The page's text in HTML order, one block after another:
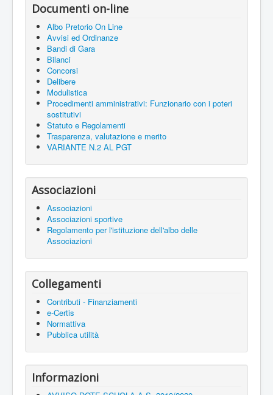
Documenti on-line
Albo Pretorio On Line
Avvisi ed Ordinanze
Bandi di Gara
Bilanci
Concorsi
Delibere
Modulistica
Procedimenti amministrativi: Funzionario con i poteri
sostitutivi
Statuto e Regolamenti
Trasparenza, valutazione e merito
VARIANTE N.2 AL PGT
Associazioni
Associazioni
Associazioni sportive
Regolamento per l'istituzione dell'albo delle
Associazioni
Collegamenti
Contributi - Finanziamenti
e-Certis
Normattiva
Pubblica utilità
Informazioni